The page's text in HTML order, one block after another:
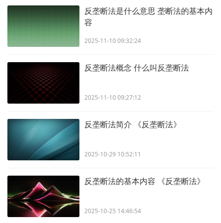
反垄断法是什么意思 垄断法的基本内
容
2025-11-10 09:32:24
反垄断法概念 什么叫反垄断法
2025-11-10 09:27:12
反垄断法简介 《反垄断法》
2025-10-29 10:52:11
反垄断法的基本内容 《反垄断法》
2025-10-25 14:46:54